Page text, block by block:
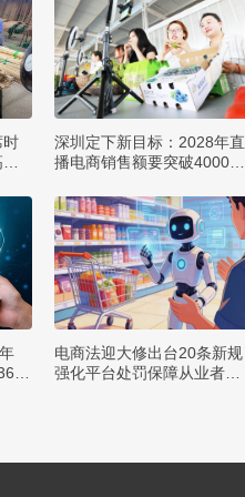
时
深圳定下新目标：2028年直
播电商销售额要突破4000亿
亿
电商法迎大修出台20条新规
强化平台处罚保障从业者权